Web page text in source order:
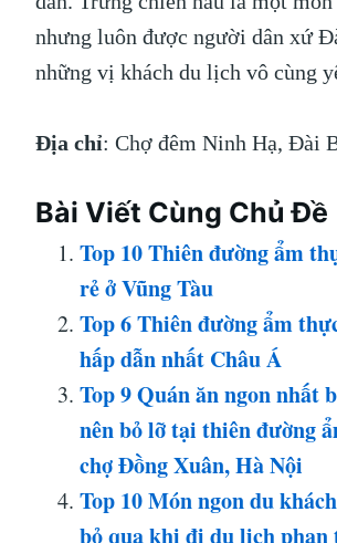
nhưng luôn được người dân xứ
những vị khách du lịch vô cùng
Địa chỉ: Chợ đêm Ninh Hạ, Đài
Bài Viết Cùng Chủ Đề
Top 10 Thiên đường ẩm
rẻ ở Vũng Tàu
Top 6 Thiên đường ẩm
hấp dẫn nhất Châu Á
Top 9 Quán ăn ngon nhất
nên bỏ lỡ tại thiên đường
chợ Đồng Xuân, Hà Nội
Top 10 Món ngon du
bỏ qua khi đi du lịch phan